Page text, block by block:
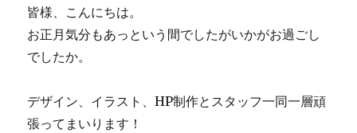
皆様、こんにちは。
お正月気分もあっという間でしたがいかがお過ごし
でしたか。
デザイン、イラスト、HP制作とスタッフ一同一層頑
張ってまいります！